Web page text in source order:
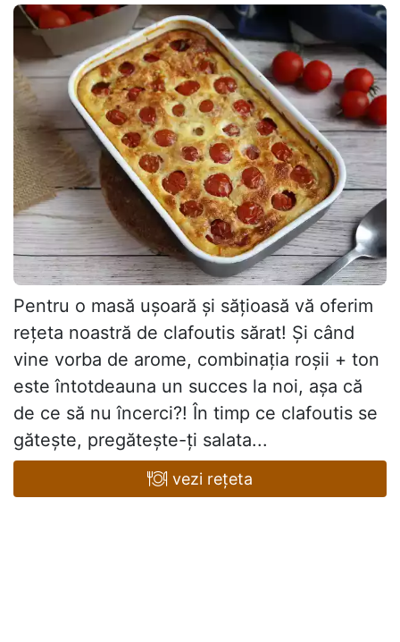
Pentru o masă ușoară și sățioasă vă oferim
rețeta noastră de clafoutis sărat! Și când
vine vorba de arome, combinația roșii + ton
este întotdeauna un succes la noi, așa că
de ce să nu încerci?! În timp ce clafoutis se
gătește, pregătește-ți salata...
vezi rețeta